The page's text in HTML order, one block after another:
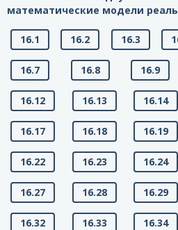
математические модели
16.1 16.2 16.3
16.7 16.8 16.9
16.12 16.13 16.14
16.17 16.18 16.19
16.22 16.23 16.24
16.27 16.28 16.29
16.32 16.33 16.34